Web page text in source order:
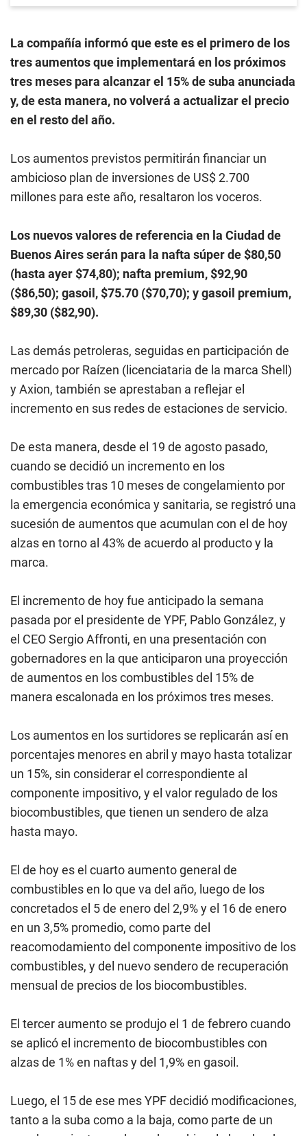
La compañía informó que este es el primero de los
tres aumentos que implementará en los próximos
tres meses para alcanzar el 15% de suba anunciada
y, de esta manera, no volverá a actualizar el precio
en el resto del año.
Los aumentos previstos permitirán financiar un
ambicioso plan de inversiones de US$ 2.700
millones para este año, resaltaron los voceros.
Los nuevos valores de referencia en la Ciudad de
Buenos Aires serán para la nafta súper de $80,50
(hasta ayer $74,80); nafta premium, $92,90
($86,50); gasoil, $75.70 ($70,70); y gasoil premium,
$89,30 ($82,90).
Las demás petroleras, seguidas en participación de
mercado por Raízen (licenciataria de la marca Shell)
y Axion, también se aprestaban a reflejar el
incremento en sus redes de estaciones de servicio.
De esta manera, desde el 19 de agosto pasado,
cuando se decidió un incremento en los
combustibles tras 10 meses de congelamiento por
la emergencia económica y sanitaria, se registró una
sucesión de aumentos que acumulan con el de hoy
alzas en torno al 43% de acuerdo al producto y la
marca.
El incremento de hoy fue anticipado la semana
pasada por el presidente de YPF, Pablo González, y
el CEO Sergio Affronti, en una presentación con
gobernadores en la que anticiparon una proyección
de aumentos en los combustibles del 15% de
manera escalonada en los próximos tres meses.
Los aumentos en los surtidores se replicarán así en
porcentajes menores en abril y mayo hasta totalizar
un 15%, sin considerar el correspondiente al
componente impositivo, y el valor regulado de los
biocombustibles, que tienen un sendero de alza
hasta mayo.
El de hoy es el cuarto aumento general de
combustibles en lo que va del año, luego de los
concretados el 5 de enero del 2,9% y el 16 de enero
en un 3,5% promedio, como parte del
reacomodamiento del componente impositivo de los
combustibles, y del nuevo sendero de recuperación
mensual de precios de los biocombustibles.
El tercer aumento se produjo el 1 de febrero cuando
se aplicó el incremento de biocombustibles con
alzas de 1% en naftas y del 1,9% en gasoil.
Luego, el 15 de ese mes YPF decidió modificaciones,
tanto a la suba como a la baja, como parte de un